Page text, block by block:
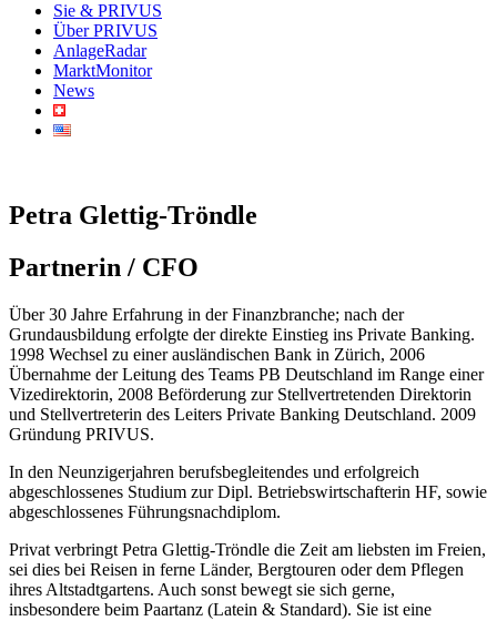
Sie & PRIVUS
Über PRIVUS
AnlageRadar
MarktMonitor
News
Petra Glettig-Tröndle
Partnerin / CFO
Über 30 Jahre Erfahrung in der Finanzbranche; nach der
Grundausbildung erfolgte der direkte Einstieg ins Private Banking.
1998 Wechsel zu einer ausländischen Bank in Zürich, 2006
Übernahme der Leitung des Teams PB Deutschland im Range einer
Vizedirektorin, 2008 Beförderung zur Stellvertretenden Direktorin
und Stellvertreterin des Leiters Private Banking Deutschland. 2009
Gründung PRIVUS.
In den Neunzigerjahren berufsbegleitendes und erfolgreich
abgeschlossenes Studium zur Dipl. Betriebswirtschafterin HF, sowie
abgeschlossenes Führungsnachdiplom.
Privat verbringt Petra Glettig-Tröndle die Zeit am liebsten im Freien,
sei dies bei Reisen in ferne Länder, Bergtouren oder dem Pflegen
ihres Altstadtgartens. Auch sonst bewegt sie sich gerne,
insbesondere beim Paartanz (Latein & Standard). Sie ist eine